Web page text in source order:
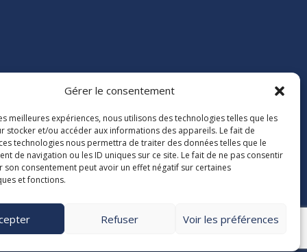
Gérer le consentement
meilleures expériences, nous utilisons des technologies telles que les
stocker et/ou accéder aux informations des appareils. Le fait de
technologies nous permettra de traiter des données telles que le
de navigation ou les ID uniques sur ce site. Le fait de ne pas consentir
son consentement peut avoir un effet négatif sur certaines
et fonctions.
Refuser Voir les préférences
9
00

légales